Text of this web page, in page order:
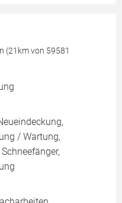
(21km von 59581
/ Wartung,